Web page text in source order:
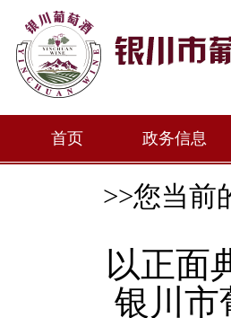
首页 政务信息
>>您当前
以正面
银川市